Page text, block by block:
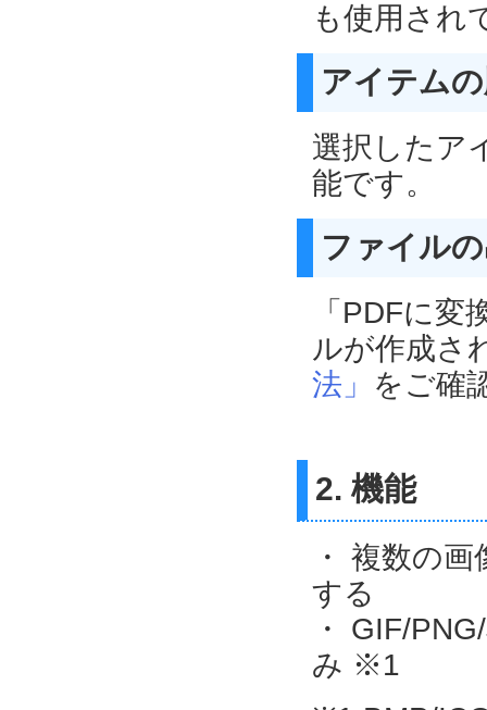
も使用され
アイテム
選択したア
能です。
ファイル
「PDFに
ルが作成さ
法」 をご確
2. 機能
・ 複数の
する
・ GIF/
み ※1